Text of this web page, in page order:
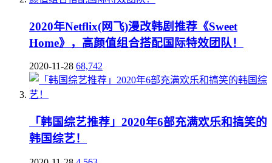
2020年Netflix(网飞)漫改韩剧推荐《Sweet
Home》，高颜值组合搭配国际特效团队！
2020-11-28 68,742
「韩国综艺推荐」2020年6部充满欢乐和搞笑的
韩国综艺！